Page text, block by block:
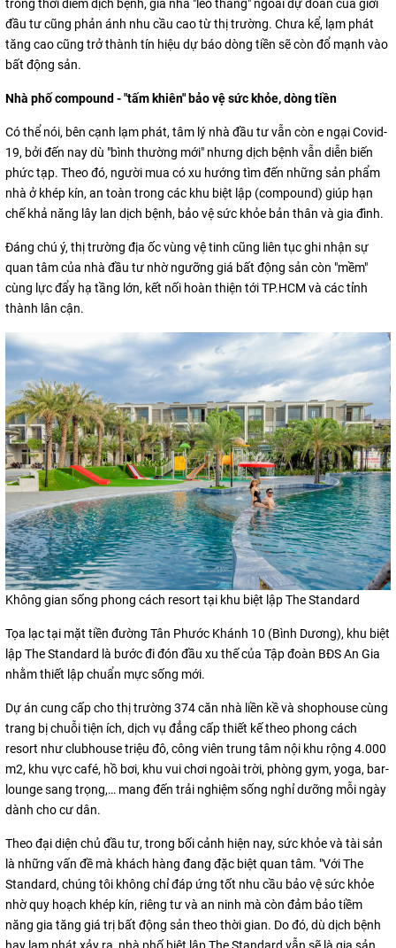
trong thời điểm dịch bệnh, giá nhà "leo thang" ngoài dự đoán của giới
đầu tư cũng phản ánh nhu cầu cao từ thị trường. Chưa kể, lạm phát
tăng cao cũng trở thành tín hiệu dự báo dòng tiền sẽ còn đổ mạnh vào
bất động sản.
Nhà phố compound - "tấm khiên" bảo vệ sức khỏe, dòng tiền
Có thể nói, bên cạnh lạm phát, tâm lý nhà đầu tư vẫn còn e ngại Covid-
19, bởi đến nay dù "bình thường mới" nhưng dịch bệnh vẫn diễn biến
phức tạp. Theo đó, người mua có xu hướng tìm đến những sản phẩm
nhà ở khép kín, an toàn trong các khu biệt lập (compound) giúp hạn
chế khả năng lây lan dịch bệnh, bảo vệ sức khỏe bản thân và gia đình.
Đáng chú ý, thị trường địa ốc vùng vệ tinh cũng liên tục ghi nhận sự
quan tâm của nhà đầu tư nhờ ngưỡng giá bất động sản còn "mềm"
cùng lực đẩy hạ tầng lớn, kết nối hoàn thiện tới TP.HCM và các tỉnh
thành lân cận.
Không gian sống phong cách resort tại khu biệt lập The Standard
Tọa lạc tại mặt tiền đường Tân Phước Khánh 10 (Bình Dương), khu biệt
lập The Standard là bước đi đón đầu xu thế của Tập đoàn BĐS An Gia
nhằm thiết lập chuẩn mực sống mới.
Dự án cung cấp cho thị trường 374 căn nhà liền kề và shophouse cùng
trang bị chuỗi tiện ích, dịch vụ đẳng cấp thiết kế theo phong cách
resort như clubhouse triệu đô, công viên trung tâm nội khu rộng 4.000
m2, khu vực café, hồ bơi, khu vui chơi ngoài trời, phòng gym, yoga, bar-
lounge sang trọng,… mang đến trải nghiệm sống nghỉ dưỡng mỗi ngày
dành cho cư dân.
Theo đại diện chủ đầu tư, trong bối cảnh hiện nay, sức khỏe và tài sản
là những vấn đề mà khách hàng đang đặc biệt quan tâm. "Với The
Standard, chúng tôi không chỉ đáp ứng tốt nhu cầu bảo vệ sức khỏe
nhờ quy hoạch khép kín, riêng tư và an ninh mà còn đảm bảo tiềm
năng gia tăng giá trị bất động sản theo thời gian. Do đó, dù dịch bệnh
hay lạm phát xảy ra, nhà phố biệt lập The Standard vẫn sẽ là gia sản